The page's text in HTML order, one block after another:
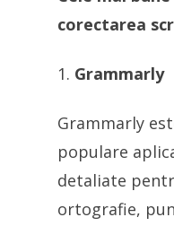
corectarea
Grammarly
Grammarly
populare
detaliate
ortografie,